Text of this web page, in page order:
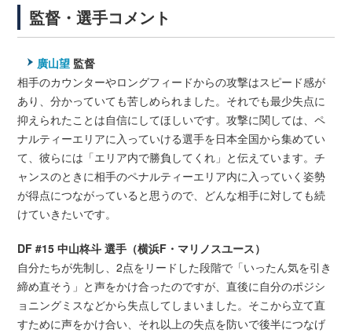
監督・選手コメント
廣山望 監督
相手のカウンターやロングフィードからの攻撃はスピード感が
あり、分かっていても苦しめられました。それでも最少失点に
抑えられたことは自信にしてほしいです。攻撃に関しては、ペ
ナルティーエリアに入っていける選手を日本全国から集めてい
て、彼らには「エリア内で勝負してくれ」と伝えています。チ
ャンスのときに相手のペナルティーエリア内に入っていく姿勢
が得点につながっていると思うので、どんな相手に対しても続
けていきたいです。
DF #15 中山柊斗 選手（横浜F・マリノスユース）
自分たちが先制し、2点をリードした段階で「いったん気を引き
締め直そう」と声をかけ合ったのですが、直後に自分のポジシ
ョニングミスなどから失点してしまいました。そこから立て直
すために声をかけ合い、それ以上の失点を防いで後半につなげ